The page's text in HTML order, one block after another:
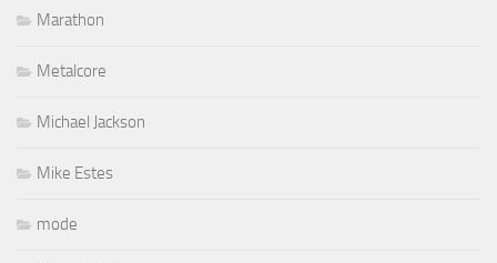
Marathon
Metalcore
Michael Jackson
Mike Estes
mode